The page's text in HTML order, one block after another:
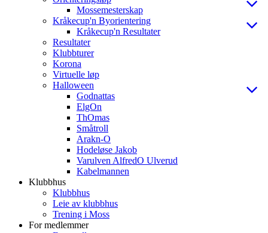
Mossemesterskap
Kråkecup'n Byorientering
Kråkecup'n Resultater
Resultater
Klubbturer
Korona
Virtuelle løp
Halloween
Godnattas
ElgOn
ThOmas
Småtroll
Arakn-O
Hodeløse Jakob
Varulven AlfredO Ulverud
Kabelmannen
Klubbhus
Klubbhus
Leie av klubbhus
Trening i Moss
For medlemmer